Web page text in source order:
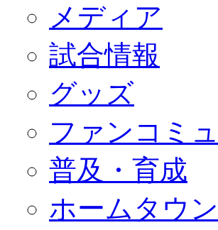
サポートショップ
GOODS
オフィシャルストア（実店舗）
オンラインストア
ACADEMY
アカデミーについて
プロジェクト
ジュニア
ジュニアユース
ユース
練習拠点（ナラディーア）
CLUB
2026/27 パートナー企業
メディア
試合情報
グッズ
ファンコミ
普及・育成
ホームタウン